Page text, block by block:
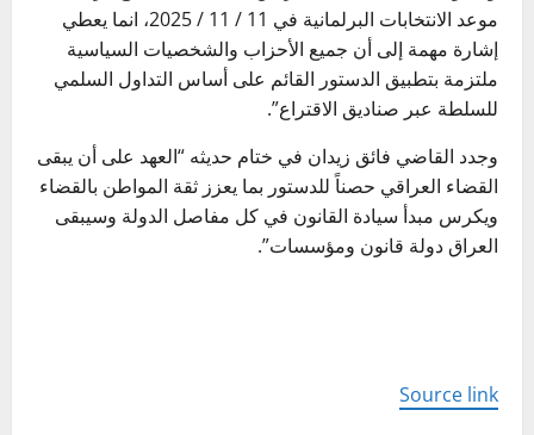
موعد الانتخابات البرلمانية في 11 / 11 / 2025، انما يعطي
إشارة مهمة إلى أن جميع الأحزاب والشخصيات السياسية
ملتزمة بتطبيق الدستور القائم على أساس التداول السلمي
للسلطة عبر صناديق الاقتراع”.
وجدد القاضي فائق زيدان في ختام حديثه “العهد على أن يبقى
القضاء العراقي حصناً للدستور بما يعزز ثقة المواطن بالقضاء
ويكرس مبدأ سيادة القانون في كل مفاصل الدولة وسيبقى
العراق دولة قانون ومؤسسات”.
Source link